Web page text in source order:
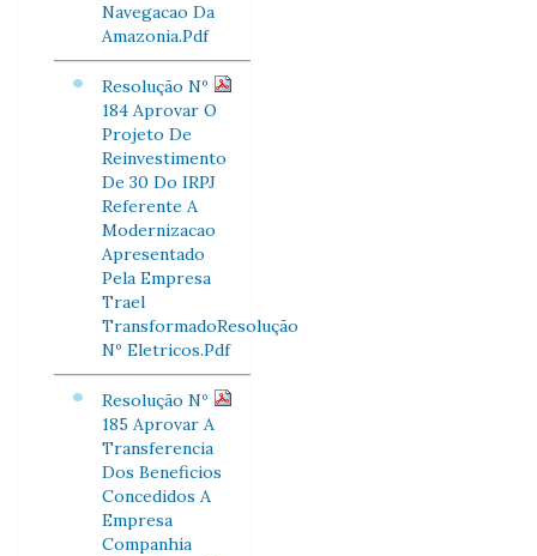
Navegacao Da
Amazonia.Pdf
Resolução Nº
184 Aprovar O
Projeto De
Reinvestimento
De 30 Do IRPJ
Referente A
Modernizacao
Apresentado
Pela Empresa
Trael
TransformadoResolução
Nº Eletricos.Pdf
Resolução Nº
185 Aprovar A
Transferencia
Dos Beneficios
Concedidos A
Empresa
Companhia